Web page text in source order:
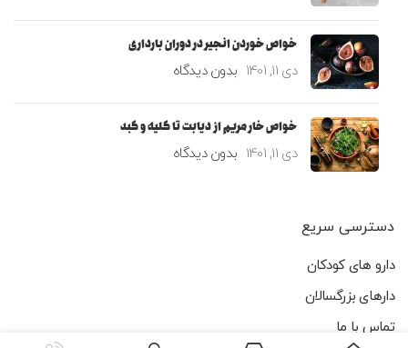
خواص خوردن انجیر در دوران بارداری
دی 11, 1401 بدون دیدگاه
خواص خار مریم از دیابت تا کلیه و کبد
دی 11, 1401 بدون دیدگاه
دسترسی سریع
دارو های کودکان
دارهای بزرگسالان
تماس با ما